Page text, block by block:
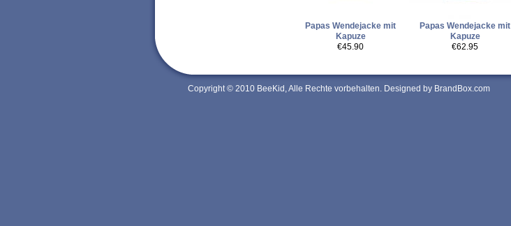
Papas Wendejacke mit
Kapuze
€45.90
Papas Wendejacke mit
Kapuze
€62.95
Copyright © 2010 BeeKid, Alle Rechte vorbehalten. Designed by BrandBox.com